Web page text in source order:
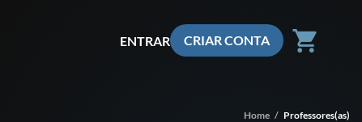
ENTRAR CRIAR CONTA shopping_cart
Home / Professores(as)